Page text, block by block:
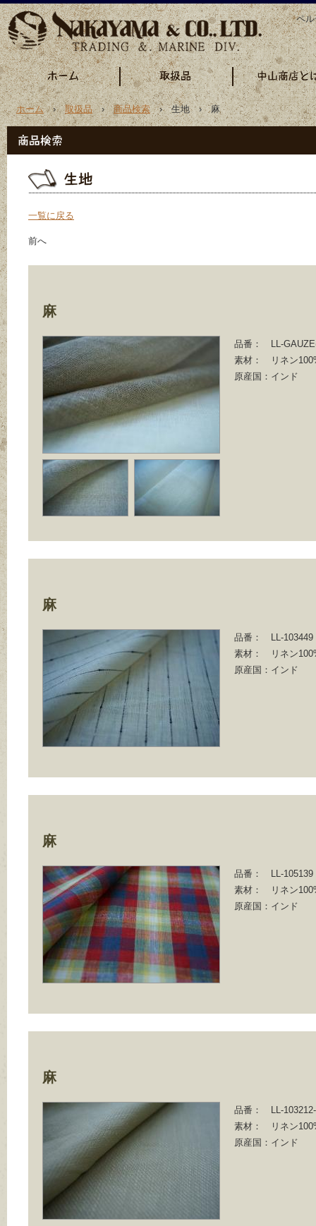
ペ
ホーム›取扱品›商品検索› 生地 › 麻
一覧に戻る
前へ
麻
品番：
LL-
素材：
リネン
原産国： インド
麻
品番：
LL-103449
素材：
リネン
原産国： インド
麻
品番：
LL-105139
素材：
リネン
原産国： インド
麻
品番：
LL-
素材：
リネン
原産国： インド